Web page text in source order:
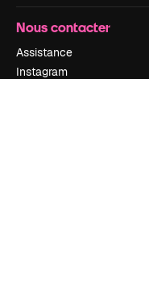
Nous contacter
Assistance
Instagram